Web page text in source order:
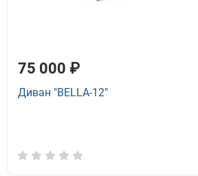
75 000 ₽
Диван "BELLA-12"